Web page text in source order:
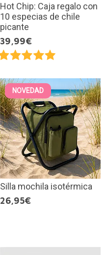
Hot Chip: Caja regalo con
10 especias de chile
picante
39,99€
NOVEDAD
Silla mochila isotérmica
26,95€